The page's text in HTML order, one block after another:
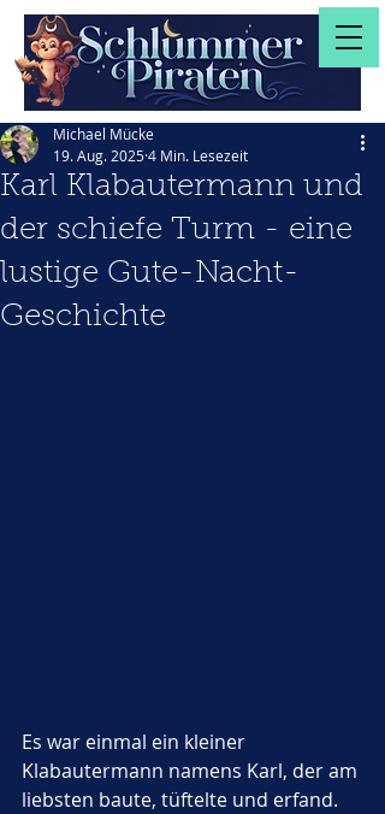
Karl Klabautermann und
der schiefe Turm - eine
lustige Gute-Nacht-
Geschichte
Michael Mücke
19. Aug. 20254 Min. Lesezeit
Es war einmal ein kleiner
Klabautermann namens Karl, der am
liebsten baute, tüftelte und erfand.